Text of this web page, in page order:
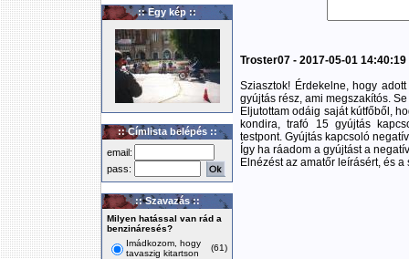
:: Egy kép ::
:: Címlista belépés ::
email:
pass:
:: Szavazás ::
Milyen hatással van rád a
benzináresés?
Imádkozom, hogy
tavaszig kitartson
(61)
Troster07 - 2017-05-01 14:40:19
Sziasztok! Érdekelne, hogy
gyújtás rész, ami megszakítós.
Eljutottam odáig saját kútfőből,
kondira, trafó 15 gyújtás
testpont. Gyújtás kapcsoló
Így ha ráadom a gyújtást a
Elnézést az amatőr leírásért, és a